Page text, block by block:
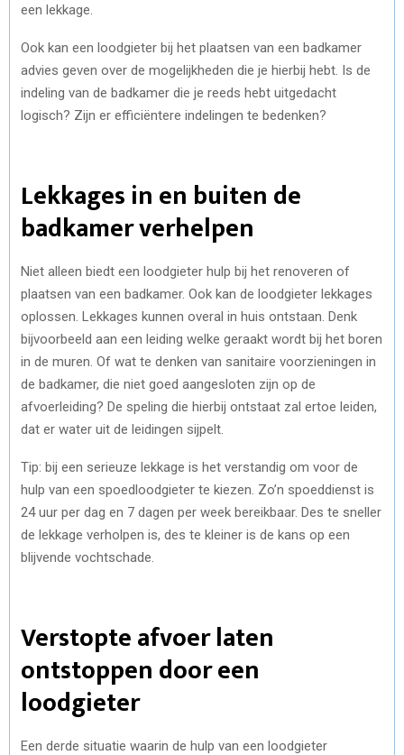
een lekkage.
Ook kan een loodgieter bij het plaatsen van een badkamer
advies geven over de mogelijkheden die je hierbij hebt. Is de
indeling van de badkamer die je reeds hebt uitgedacht
logisch? Zijn er efficiëntere indelingen te bedenken?
Lekkages in en buiten de
badkamer verhelpen
Niet alleen biedt een loodgieter hulp bij het renoveren of
plaatsen van een badkamer. Ook kan de loodgieter lekkages
oplossen. Lekkages kunnen overal in huis ontstaan. Denk
bijvoorbeeld aan een leiding welke geraakt wordt bij het boren
in de muren. Of wat te denken van sanitaire voorzieningen in
de badkamer, die niet goed aangesloten zijn op de
afvoerleiding? De speling die hierbij ontstaat zal ertoe leiden,
dat er water uit de leidingen sijpelt.
Tip: bij een serieuze lekkage is het verstandig om voor de
hulp van een spoedloodgieter te kiezen. Zo’n spoeddienst is
24 uur per dag en 7 dagen per week bereikbaar. Des te sneller
de lekkage verholpen is, des te kleiner is de kans op een
blijvende vochtschade.
Verstopte afvoer laten
ontstoppen door een
loodgieter
Een derde situatie waarin de hulp van een loodgieter